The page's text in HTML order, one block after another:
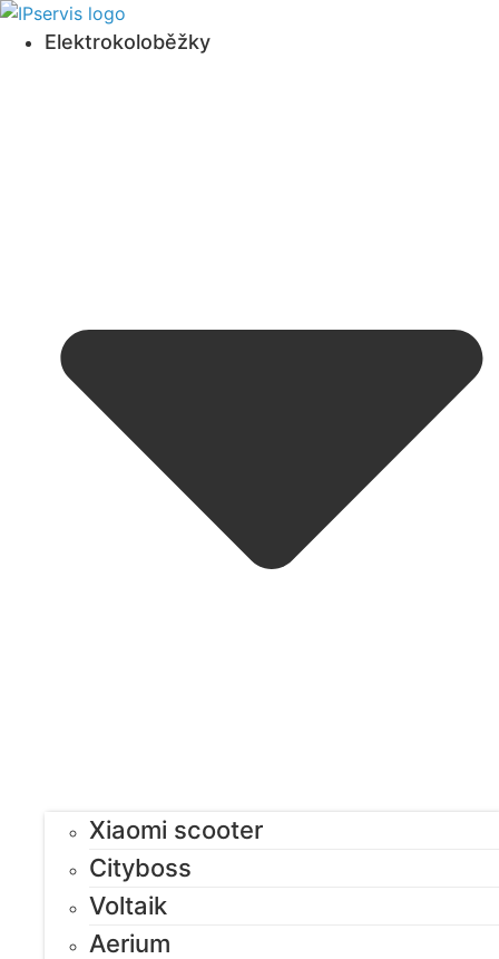
Přejít
k obsahuElektrokoloběžky
Xiaomi scooter
Cityboss
Voltaik
Aerium